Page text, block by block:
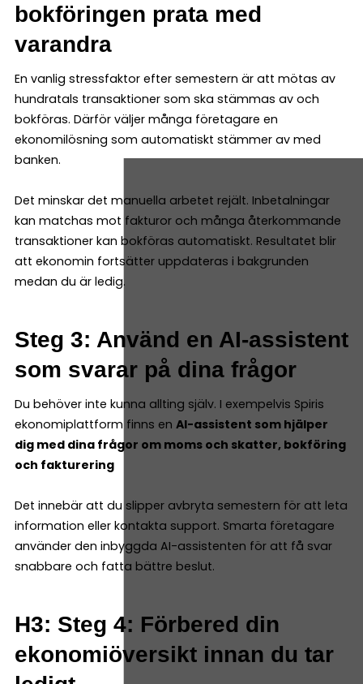
bokföringen prata med
varandra
En vanlig stressfaktor efter semestern är att mötas av
hundratals transaktioner som ska stämmas av och
bokföras. Därför väljer många företagare en
ekonomilösning som automatiskt stämmer av med
banken.
Det minskar det manuella arbetet rejält. Inbetalningar
kan matchas mot fakturor och många återkommande
transaktioner kan bokföras automatiskt. Resultatet blir
att ekonomin fortsätter uppdateras i bakgrunden
medan du är ledig.
Steg 3: Använd en AI-assistent
som svarar på dina frågor
Du behöver inte kunna allting själv. I exempelvis Spiris
ekonomiplattform finns en AI-assistent som hjälper
dig med dina frågor om moms och skatter, bokföring
och fakturering
Det innebär att du slipper avbryta semestern för att leta
information eller kontakta support. Smarta företagare
använder den inbyggda AI-assistenten för att få svar
snabbare och fatta bättre beslut.
H3: Steg 4: Förbered din
ekonomiöversikt innan du tar